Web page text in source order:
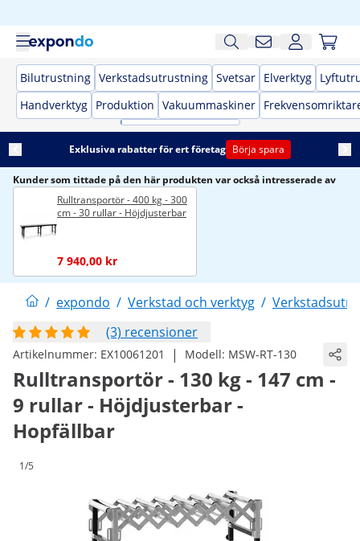
Bilutrustning Verkstadsutrustning Svetsar Elverktyg
Handverktyg Produktion Vakuummaskiner
Exklusiva rabatter för ert företag Börja spara
Kunder som tittade på den här produkten var också intresserade av
Rulltransportör - 400 kg - 300
cm - 30 rullar - Höjdjusterbar
7 940,00 kr
/ expondo / Verkstad och verktyg /
(3) recensioner
Artikelnummer: EX10061201 | Modell: MSW-RT-130
Rulltransportör - 130 kg - 147 cm -
9 rullar - Höjdjusterbar -
Hopfällbar
1/5